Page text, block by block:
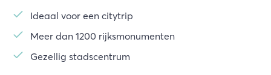
Ideaal voor een citytrip
Meer dan 1200 rijksmonumenten
Gezellig stadscentrum